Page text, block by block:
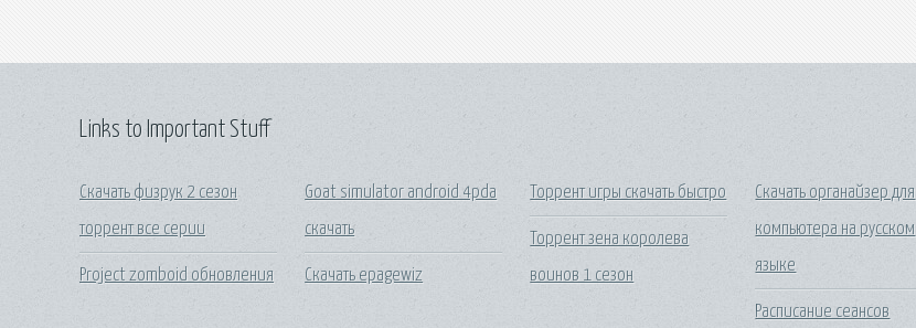
Links to Important Stuff
Скачать физрук 2 сезон
торрент все серии
Project zomboid обновления
Goat simulator android 4pda
скачать
Скачать epagewiz
Торрент игры скачать быстро
Торрент зена королева
воинов 1 сезон
Скачать органайзер для
компьютера на русском
языке
Расписание сеансов